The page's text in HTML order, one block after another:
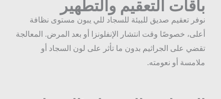
باقات التعقيم والتطهير
نوفر تعقيم صديق للبيئة للسجاد للي يبون مستوى نظافة
أعلى، خصوصًا وقت انتشار الإنفلونزا أو بعد المرض. المعالجة
تقضي على الجراثيم بدون ما تأثر على لون السجاد أو
ملامسة أو نعومته.